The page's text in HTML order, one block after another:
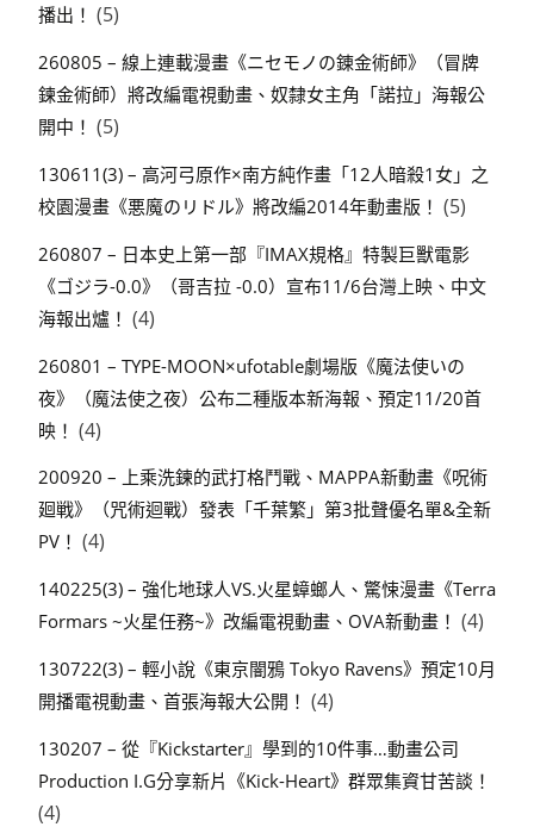
播出！ (5)
260805 – 線上連載漫畫《ニセモノの錬金術師》（冒牌
鍊金術師）將改編電視動畫、奴隸女主角「諾拉」海報公
開中！ (5)
130611(3) – 高河弓原作×南方純作畫「12人暗殺1女」之
校園漫畫《悪魔のリドル》將改編2014年動畫版！ (5)
260807 – 日本史上第一部『IMAX規格』特製巨獸電影
《ゴジラ-0.0》（哥吉拉 -0.0）宣布11/6台灣上映、中文
海報出爐！ (4)
260801 – TYPE-MOON×ufotable劇場版《魔法使いの
夜》（魔法使之夜）公布二種版本新海報、預定11/20首
映！ (4)
200920 – 上乘洗鍊的武打格鬥戰、MAPPA新動畫《呪術
廻戦》（咒術迴戰）發表「千葉繁」第3批聲優名單&全新
PV！ (4)
140225(3) – 強化地球人VS.火星蟑螂人、驚悚漫畫《Terra
Formars ~火星任務~》改編電視動畫、OVA新動畫！ (4)
130722(3) – 輕小說《東京闇鴉 Tokyo Ravens》預定10月
開播電視動畫、首張海報大公開！ (4)
130207 – 從『Kickstarter』學到的10件事…動畫公司
Production I.G分享新片《Kick-Heart》群眾集資甘苦談！
(4)